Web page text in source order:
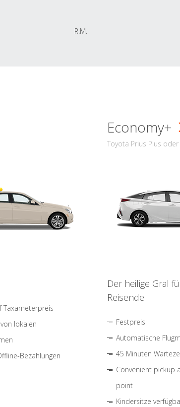
R.M.
Taxameterpreis
lokalen
Bezahlungen
Economy+
Toyota Prius Plus
Der heilige Gral
Reisende
Festpreis
Automatische
45 Minuten
Convenient pickup
point
Kindersitze